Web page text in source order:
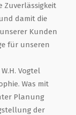
Zuverlässigkeit
damit die
Kunden
für unseren
Vogtel
Was mit
Planung
der